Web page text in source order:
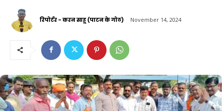
रिपोर्टर - करन साहू (पाटन के गोठ) November 14, 2024